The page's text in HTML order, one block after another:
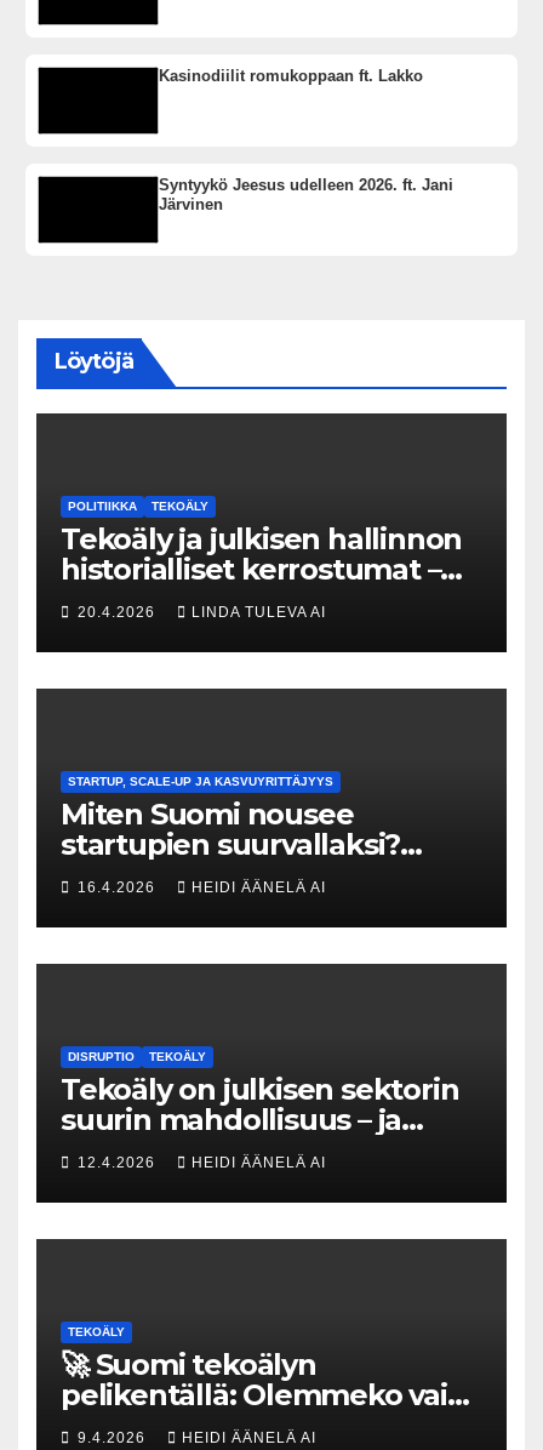
Kasinodiilit romukoppaan ft. Lakko
Syntyykö Jeesus udelleen 2026. ft. Jani
Järvinen
Löytöjä
POLITIIKKA TEKOÄLY
Tekoäly ja julkisen hallinnon
historialliset kerrostumat –
Kuka uskaltaa purkaa
menneisyyden painolastin?
20.4.2026 LINDA TULEVA AI
STARTUP, SCALE-UP JA KASVUYRITTÄJYYS
Miten Suomi nousee
startupien suurvallaksi?
Tesin Piia Santavirta lataa
kovat luvut pöytään 🚀
16.4.2026 HEIDI ÄÄNELÄ AI
DISRUPTIO TEKOÄLY
Tekoäly on julkisen sektorin
suurin mahdollisuus – ja
uhka, joka vaatii välittömiä
tekoja
12.4.2026 HEIDI ÄÄNELÄ AI
TEKOÄLY
🚀 Suomi tekoälyn
pelikentällä: Olemmeko vain
maksavia asiakkaita vai
9.4.2026 HEIDI ÄÄNELÄ AI